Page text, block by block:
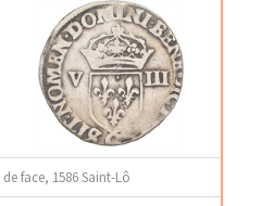
face, 1586 Saint-Lô